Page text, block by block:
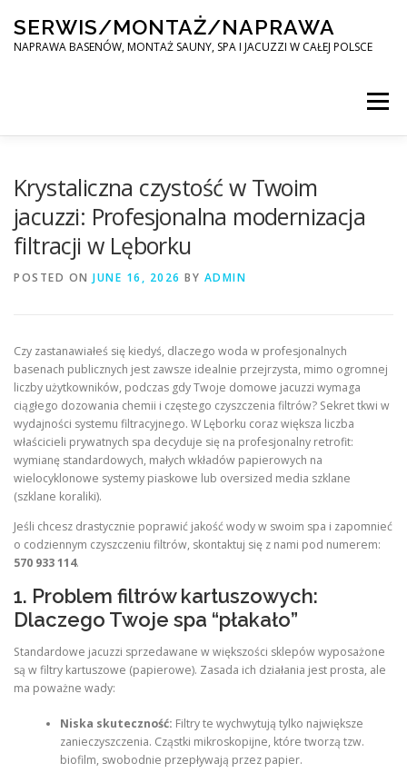
content
SERWIS/MONTAŻ/NAPRAWA
NAPRAWA BASENÓW, MONTAŻ SAUNY, SPA I JACUZZI W CAŁEJ POLSCE
Menu
MONTAŻ SAUNY, SPA, JACUZI W CAŁEJ POLSCE
Krystaliczna czystość w Twoim
jacuzzi: Profesjonalna modernizacja
filtracji w Lęborku
POSTED ON JUNE 16, 2026 BY ADMIN
Czy zastanawiałeś się kiedyś, dlaczego woda w profesjonalnych
basenach publicznych jest zawsze idealnie przejrzysta, mimo ogromnej
liczby użytkowników, podczas gdy Twoje domowe jacuzzi wymaga
ciągłego dozowania chemii i częstego czyszczenia filtrów? Sekret tkwi w
wydajności systemu filtracyjnego. W Lęborku coraz większa liczba
właścicieli prywatnych spa decyduje się na profesjonalny retrofit:
wymianę standardowych, małych wkładów papierowych na
wielocyklonowe systemy piaskowe lub oversized media szklane
(szklane koraliki).
Jeśli chcesz drastycznie poprawić jakość wody w swoim spa i zapomnieć
o codziennym czyszczeniu filtrów, skontaktuj się z nami pod numerem:
570 933 114.
1. Problem filtrów kartuszowych:
Dlaczego Twoje spa “płakało”
Standardowe jacuzzi sprzedawane w większości sklepów wyposażone
są w filtry kartuszowe (papierowe). Zasada ich działania jest prosta, ale
ma poważne wady:
Niska skuteczność: Filtry te wychwytują tylko największe
zanieczyszczenia. Cząstki mikroskopijne, które tworzą tzw.
biofilm, swobodnie przepływają przez papier.